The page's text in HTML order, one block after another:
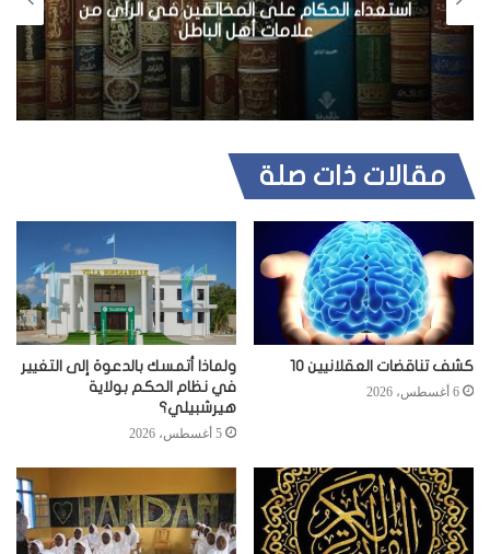
استعداء الحكام على المخالفين في الرأي من
علامات أهل الباطل
مقالات ذات صلة
كشف تناقضات العقلانيين 10
6 أغسطس، 2026
ولماذا أتمسك بالدعوة إلى التغيير
في نظام الحكم بولاية
هيرشبيلي؟
5 أغسطس، 2026